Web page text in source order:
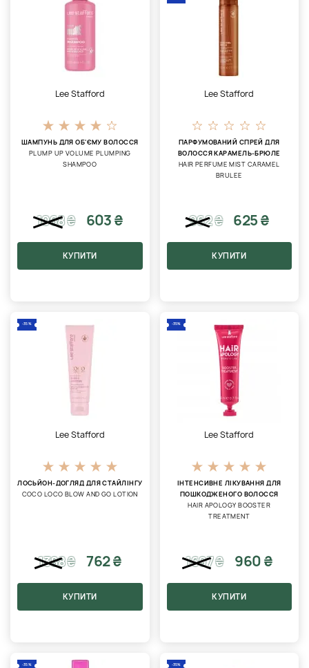
Lee Stafford
ШАМПУНЬ ДЛЯ ОБ'ЄМУ ВОЛОССЯ
PLUMP UP VOLUME PLUMPING
SHAMPOO
1068₴ 603 ₴
КУПИТИ
Lee Stafford
ПАРФУМОВАНИЙ СПРЕЙ ДЛЯ
ВОЛОССЯ КАРАМЕЛЬ-БРЮЛЕ
HAIR PERFUME MIST CARAMEL
BRULEE
962₴ 625 ₴
КУПИТИ
-35%
Lee Stafford
ЛОСЬЙОН-ДОГЛЯД ДЛЯ СТАЙЛІНГУ
COCO LOCO BLOW AND GO LOTION
1388₴ 762 ₴
КУПИТИ
-35%
Lee Stafford
ІНТЕНСИВНЕ ЛІКУВАННЯ ДЛЯ
ПОШКОДЖЕНОГО ВОЛОССЯ
HAIR APOLOGY BOOSTER
TREATMENT
1697₴ 960 ₴
КУПИТИ
-35% -35%